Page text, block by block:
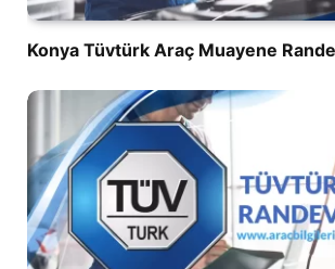
Konya Tüvtürk Araç Muayene